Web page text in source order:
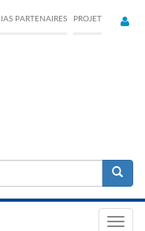
PARTENAIRES PROJET